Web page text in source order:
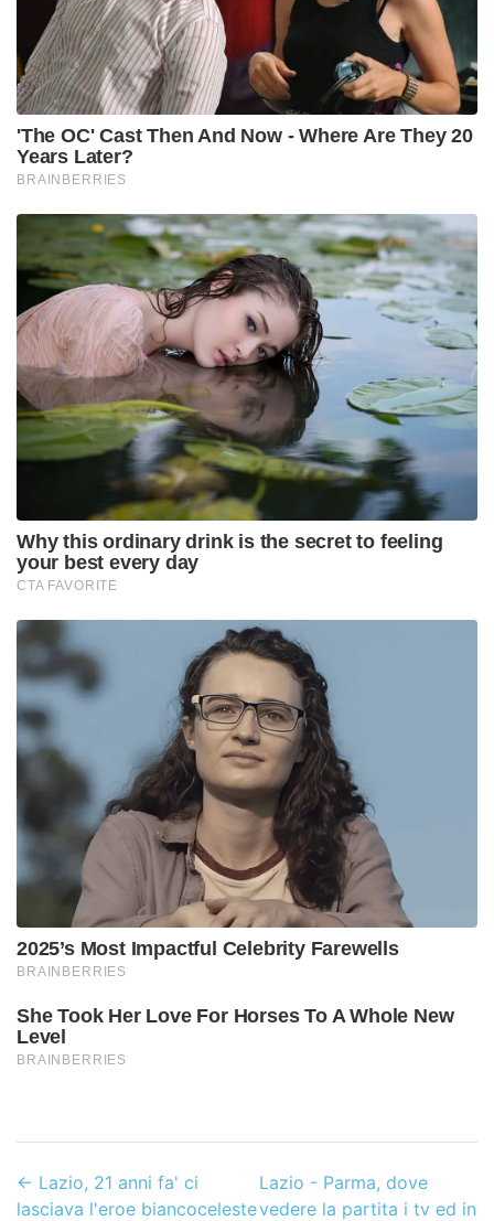
← Lazio, 21 anni fa' ci
lasciava l'eroe biancoceleste
Lazio - Parma, dove
vedere la partita i tv ed in